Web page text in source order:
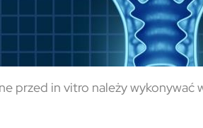
przed in vitro należy